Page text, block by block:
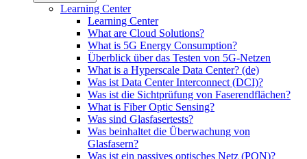
Learning Center
Learning Center
What are Cloud Solutions?
What is 5G Energy Consumption?
Überblick über das Testen von 5G-Netzen
What is a Hyperscale Data Center? (de)
Was ist Data Center Interconnect (DCI)?
Was ist die Sichtprüfung von Faserendflächen?
What is Fiber Optic Sensing?
Was sind Glasfasertests?
Was beinhaltet die Überwachung von
Glasfasern?
Was ist ein passives optisches Netz (PON)?